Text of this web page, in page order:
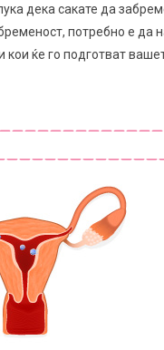
дека сакате да
потребно е да
кои ќе го подготват